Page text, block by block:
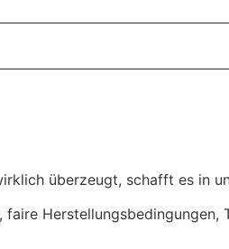
überzeugt, schafft es in
Herstellungsbedingungen,